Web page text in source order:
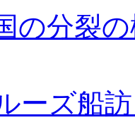
の分裂
ーズ船